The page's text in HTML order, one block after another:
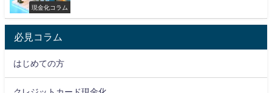
現金化コラム
必見コラム
はじめての方